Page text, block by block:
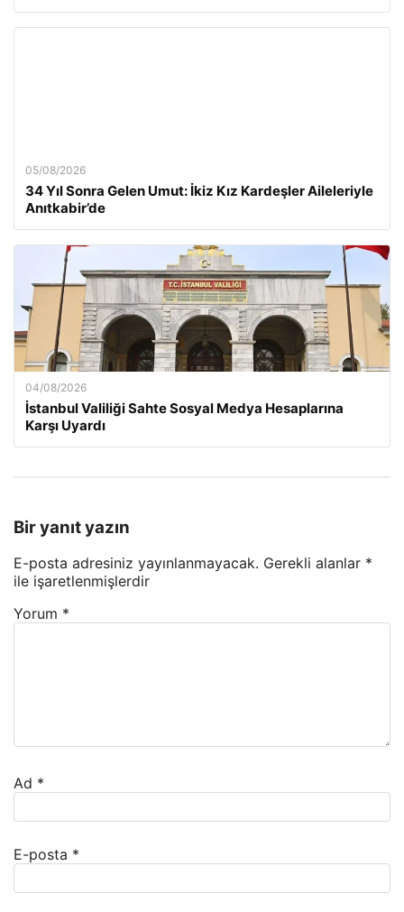
05/08/2026
34 Yıl Sonra Gelen Umut: İkiz Kız Kardeşler Aileleriyle
Anıtkabir’de
04/08/2026
İstanbul Valiliği Sahte Sosyal Medya Hesaplarına
Karşı Uyardı
Bir yanıt yazın
E-posta adresiniz yayınlanmayacak. Gerekli alanlar *
ile işaretlenmişlerdir
Yorum *
Ad *
E-posta *